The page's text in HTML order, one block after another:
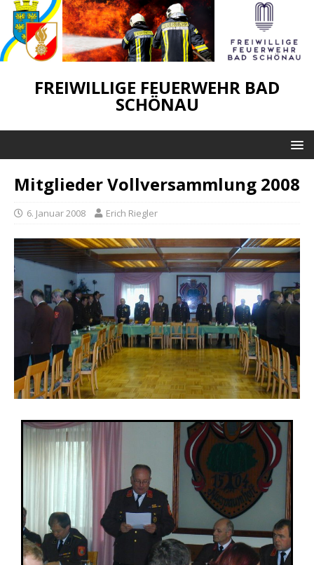
FREIWILLIGE FEUERWEHR BAD
SCHÖNAU
Mitglieder Vollversammlung 2008
6. Januar 2008 Erich Riegler